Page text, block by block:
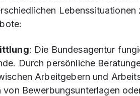
: Die Bundesagentur
Durch persönliche
Arbeitgebern und
von Bewerbungsunterlagen